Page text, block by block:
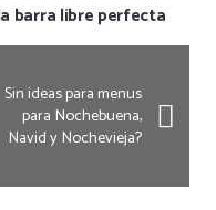
barra libre perfecta
Sin ideas para menus
para Nochebuena,
Navid y Nochevieja?